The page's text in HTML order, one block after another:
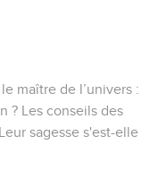
maître de l’univers :
? Les conseils des
sagesse s'est-elle